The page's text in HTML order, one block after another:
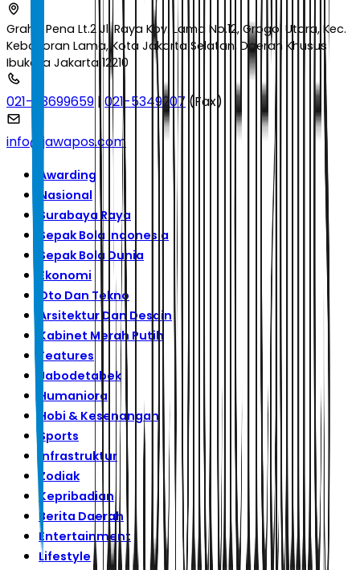
Graha Pena Lt.2 Jl. Raya Kby. Lama No.12, Grogol Utara, Kec.
Kebayoran Lama, Kota Jakarta Selatan, Daerah Khusus
Ibukota Jakarta 12210
021-53699659 | 021-5349207 (Fax)
info@jawapos.com
Awarding
Nasional
Surabaya Raya
Sepak Bola Indonesia
Sepak Bola Dunia
Ekonomi
Oto Dan Tekno
Arsitektur Dan Desain
Kabinet Merah Putih
Features
Jabodetabek
Humaniora
Hobi & Kesenangan
Sports
Infrastruktur
Zodiak
Kepribadian
Berita Daerah
Entertainment
Lifestyle